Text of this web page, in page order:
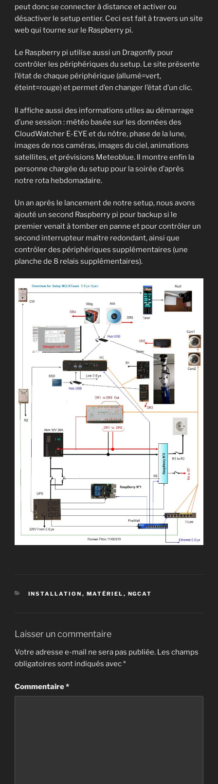
peut donc se connecter à distance et activer ou
désactiver le setup entier. Ceci est fait à travers un site
web qui tourne sur le Raspberry pi.
Le Raspberry pi utilise aussi un Dragonfly pour
contrôler les périphériques du setup. Le site présente
l’état de chaque périphérique (allumé=vert,
éteint=rouge) et permet d’en changer l’état d’un clic.
Il affiche aussi des informations utiles au démarrage
d’une session : météo basée sur les données des
CloudWatcher E-EYE et du nôtre, phase de la lune,
images de nos caméras, images du ciel, animations
satellites, et prévisions Meteoblue. Il montre enfin la
personne chargée du setup pour la soirée d’après
notre rota hebdomadaire.
Un an après le lancement de notre setup, nous avons
ajouté un second Raspberry pi pour backup si le
premier venait à tomber en panne et pour contrôler un
second interrupteur maître redondant, ainsi que
contrôler des périphériques supplémentaires (une
planche de 8 relais supplémentaires).
CATÉGORIES
INSTALLATION , MATÉRIEL , NGCAT
Laisser un commentaire
Votre adresse e-mail ne sera pas publiée. Les champs
obligatoires sont indiqués avec*
Commentaire*